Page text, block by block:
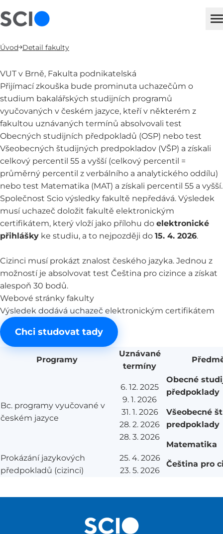
Úvod Detail fakulty
VUT v Brně, Fakulta podnikatelská
Přijímací zkouška bude prominuta uchazečům o
studium bakalářských studijních programů
vyučovaných v českém jazyce, kteří v některém z
fakultou uznávaných termínů absolvovali test
Obecných studijních předpokladů (OSP) nebo test
Všeobecných študijných predpokladov (VŠP) a získali
celkový percentil 55 a vyšší (celkový percentil =
průměrný percentil z verbálního a analytického oddílu)
nebo test Matematika (MAT) a získali percentil 55 a vyšší.
Společnost Scio výsledky fakultě nepředává. Výsledek
musí uchazeč doložit fakultě elektronickým
certifikátem, který vloží jako přílohu do elektronické
přihlášky ke studiu, a to nejpozději do 15. 4. 2026.
Cizinci musí prokázt znalost českého jazyka. Jednou z
možností je absolvovat test Čeština pro cizince a získat
alespoň 30 bodů.
Webové stránky fakulty
Výsledek dodává uchazeč elektronickým certifikátem
Chci studovat tady
Programy
Uznávané
termíny
Bc. programy vyučované v
českém jazyce
6. 12. 2025
9. 1. 2026
31. 1. 2026
28. 2. 2026
28. 3. 2026
Obecné
předpoklady
Všeobecné
predpoklady
Matematika
Prokázání jazykových
předpokladů (cizinci)
25. 4. 2026
23. 5. 2026
Čeština pro